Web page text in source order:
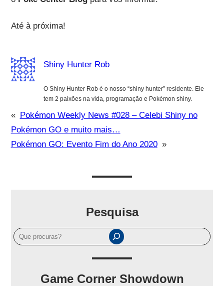
Até à próxima!
Shiny Hunter Rob
O Shiny Hunter Rob é o nosso “shiny hunter” residente. Ele
tem 2 paixões na vida, programação e Pokémon shiny.
« Pokémon Weekly News #028 – Celebi Shiny no
Pokémon GO e muito mais…
Pokémon GO: Evento Fim do Ano 2020 »
Pesquisa
P
e
Game Corner Showdown